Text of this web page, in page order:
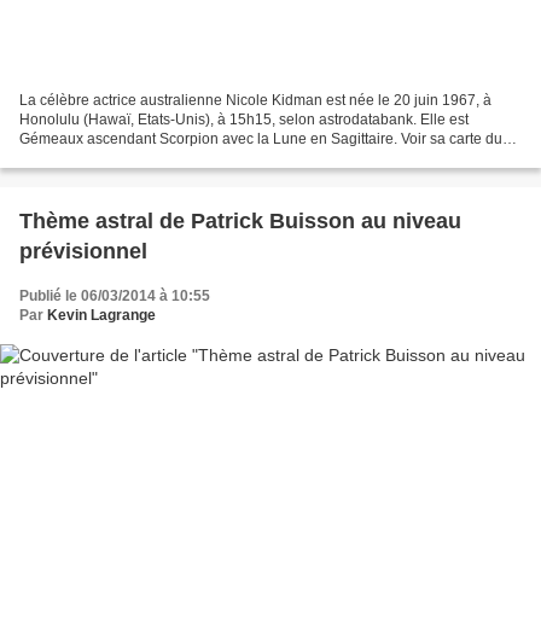
La célèbre actrice australienne Nicole Kidman est née le 20 juin 1967, à
Honolulu (Hawaï, Etats-Unis), à 15h15, selon astrodatabank. Elle est
Gémeaux ascendant Scorpion avec la Lune en Sagittaire. Voir sa carte du
Thème astral de Patrick Buisson au niveau
prévisionnel
Publié le 06/03/2014 à 10:55
Par Kevin Lagrange